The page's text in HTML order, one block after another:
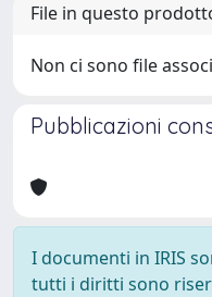
File in questo
Non ci sono file
Pubblicazioni
I documenti in IRIS
tutti i diritti sono